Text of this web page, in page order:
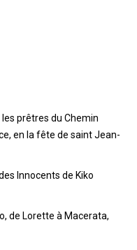
prêtres du Chemin
en la fête de saint Jean-
Innocents de Kiko
de Lorette à Macerata,